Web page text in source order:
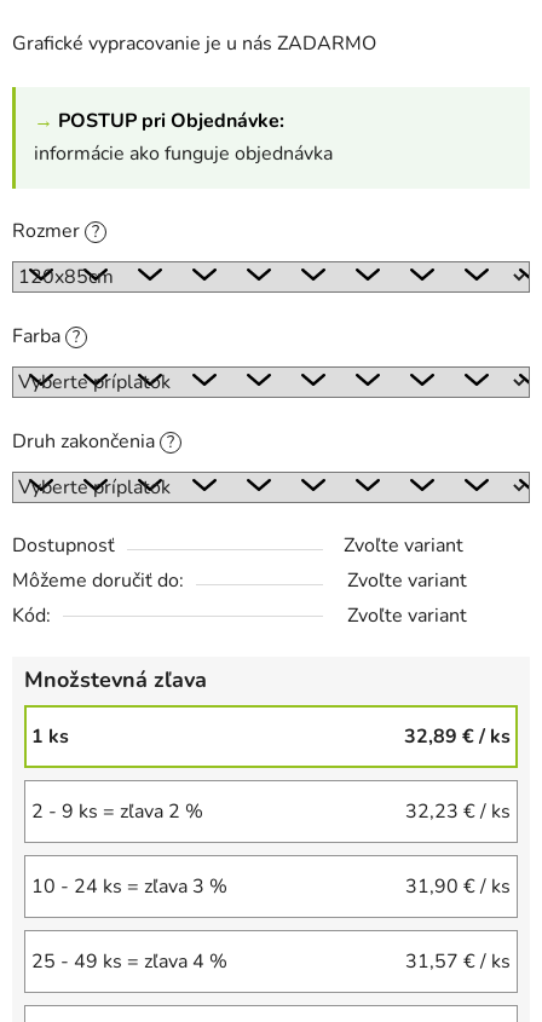
Grafické vypracovanie je u nás ZADARMO
→ POSTUP pri Objednávke:
informácie ako funguje objednávka
Rozmer ?
Farba ?
Druh zakončenia ?
Dostupnosť
Zvoľte variant
Môžeme doručiť do:
Zvoľte variant
Kód:
Zvoľte variant
Množstevná zľava
1 ks 32,89 €/ ks
2 - 9 ks = zľava 2 % 32,23 €/ ks
10 - 24 ks = zľava 3 % 31,90 €/ ks
25 - 49 ks = zľava 4 % 31,57 €/ ks